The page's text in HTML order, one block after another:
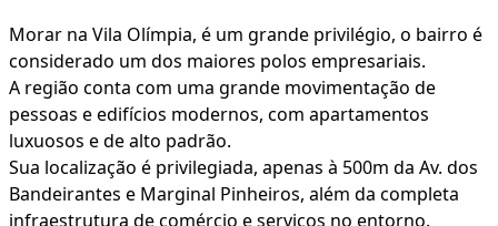
Morar na Vila Olímpia, é um grande privilégio, o bairro é
considerado um dos maiores polos empresariais.
A região conta com uma grande movimentação de
pessoas e edifícios modernos, com apartamentos
luxuosos e de alto padrão.
Sua localização é privilegiada, apenas à 500m da Av. dos
Bandeirantes e Marginal Pinheiros, além da completa
infraestrutura de comércio e serviços no entorno.